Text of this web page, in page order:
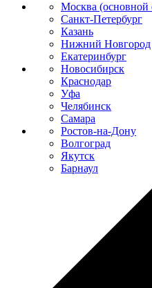
Москва (основной
Санкт-Петербург
Казань
Нижний Новгород
Екатеринбург
Новосибирск
Краснодар
Уфа
Челябинск
Самара
Ростов-на-Дону
Волгоград
Якутск
Барнаул